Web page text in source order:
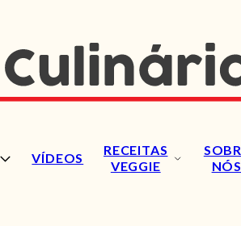
VÍDEOS
RECEITAS
VEGGIE
NÓS